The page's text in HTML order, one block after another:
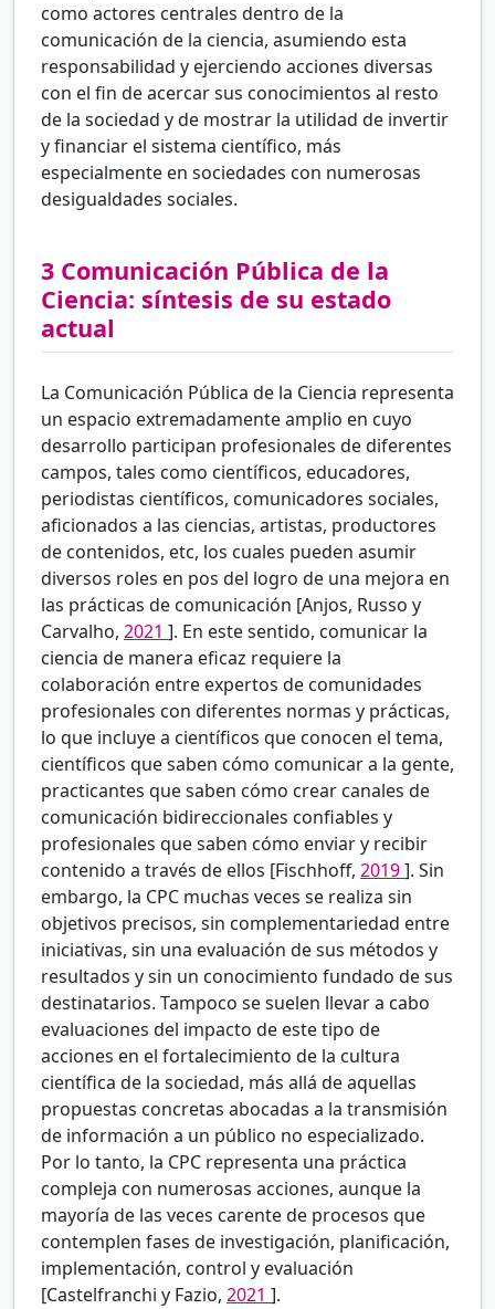
como actores centrales dentro de la
comunicación de la ciencia, asumiendo esta
responsabilidad y ejerciendo acciones diversas
con el fin de acercar sus conocimientos al resto
de la sociedad y de mostrar la utilidad de invertir
y financiar el sistema científico, más
especialmente en sociedades con numerosas
desigualdades sociales.
3 Comunicación Pública de la
Ciencia: síntesis de su estado
actual
La Comunicación Pública de la Ciencia representa
un espacio extremadamente amplio en cuyo
desarrollo participan profesionales de diferentes
campos, tales como científicos, educadores,
periodistas científicos, comunicadores sociales,
aficionados a las ciencias, artistas, productores
de contenidos, etc, los cuales pueden asumir
diversos roles en pos del logro de una mejora en
las prácticas de comunicación [Anjos, Russo y
Carvalho, 2021 ]. En este sentido, comunicar la
ciencia de manera eficaz requiere la
colaboración entre expertos de comunidades
profesionales con diferentes normas y prácticas,
lo que incluye a científicos que conocen el tema,
científicos que saben cómo comunicar a la gente,
practicantes que saben cómo crear canales de
comunicación bidireccionales confiables y
profesionales que saben cómo enviar y recibir
contenido a través de ellos [Fischhoff, 2019]. Sin
embargo, la CPC muchas veces se realiza sin
objetivos precisos, sin complementariedad entre
iniciativas, sin una evaluación de sus métodos y
resultados y sin un conocimiento fundado de sus
destinatarios. Tampoco se suelen llevar a cabo
evaluaciones del impacto de este tipo de
acciones en el fortalecimiento de la cultura
científica de la sociedad, más allá de aquellas
propuestas concretas abocadas a la transmisión
de información a un público no especializado.
Por lo tanto, la CPC representa una práctica
compleja con numerosas acciones, aunque la
mayoría de las veces carente de procesos que
contemplen fases de investigación, planificación,
implementación, control y evaluación
[Castelfranchi y Fazio, 2021 ].